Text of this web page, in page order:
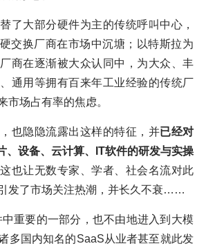
了大部分硬件为主的传统呼叫中心，
交换厂商在市场中沉塘；以特斯拉为
商在逐渐被大众认同中，为大众、丰
通用等拥有百来年工业经验的传统厂
市场占有率的焦虑。
也隐隐流露出这样的特征，并已经对
、设备、云计算、IT软件的研发与实操
这也让无数专家、学者、社会名流对此
发了市场关注热潮，并长久不衰……
重要的一部分，也不由地进入到大模
多国内知名的SaaS从业者甚至就此发